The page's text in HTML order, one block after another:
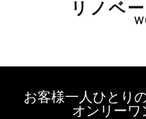
リノベ
お客様一人ひとり
オンリーワ